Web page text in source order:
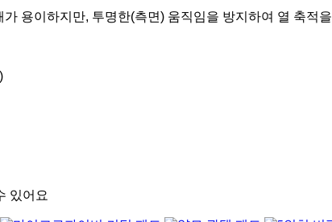
용이하지만, 투명한(측면) 움직임을 방지하여 열 축적
있어요